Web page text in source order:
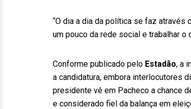
“O dia a dia da política se faz
um pouco da rede social e trabalhar o
Conforme publicado pelo Estadão, a
a candidatura, embora interlocutores
presidente vê em Pacheco a chance
e considerado fiel da balança em